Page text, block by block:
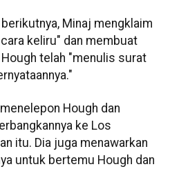
Minaj mengklaim
keliru" dan membuat
telah "menulis surat
Hough dan
ke Los
itu. Dia juga menawarkan
untuk bertemu Hough dan